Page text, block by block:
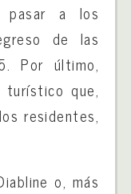
pasar a los
de las
Por último,
que,
residentes,
o, más